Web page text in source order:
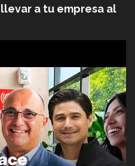
a tu empresa al